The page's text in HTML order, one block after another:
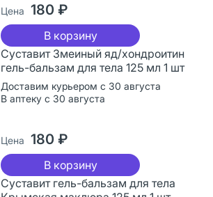
Цена 180 ₽
В корзину
Суставит Змеиный яд/хондроитин
гель-бальзам для тела 125 мл 1 шт
Доставим курьером с 30 августа
В аптеку с 30 августа
Цена 180 ₽
В корзину
Суставит гель-бальзам для тела